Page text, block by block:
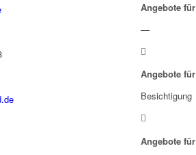
Angebote
—
Angebote
Besichtigung
Angebote